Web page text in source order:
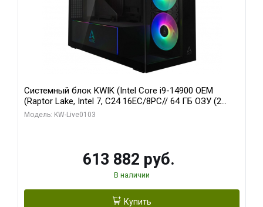
Системный блок KWIK (Intel Core i9-14900 OEM
(Raptor Lake, Intel 7, C24 16EC/8PC// 64 ГБ ОЗУ (2
модуля)/ Afox RTX4090 24GB GDDR6X 384-Bit 3xDP
Модель: KW-Live0103
613 882 руб.
В наличии
Купить